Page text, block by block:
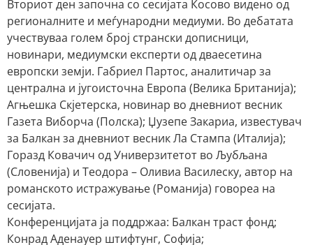
Вториот ден започна со сесијата Косово видено од
регионалните и меѓународни медиуми. Во дебатата
учествуваа голем број странски дописници,
новинари, медиумски експерти од дваесетина
европски земји. Габриел Партос, аналитичар за
централна и југоисточна Европа (Велика Британија);
Агњешка Скјетерска, новинар во дневниот весник
Газета Виборча (Полска); Џузепе Закариа, известувач
за Балкан за дневниот весник Ла Стампа (Италија);
Горазд Ковачич од Универзитетот во Љубљана
(Словенија) и Теодора – Оливиа Василеску, автор на
романското истражување (Романија) говореа на
сесијата.
Конференцијата ја поддржаа: Балкан траст фонд;
Конрад Аденауер штифтунг, Софија;